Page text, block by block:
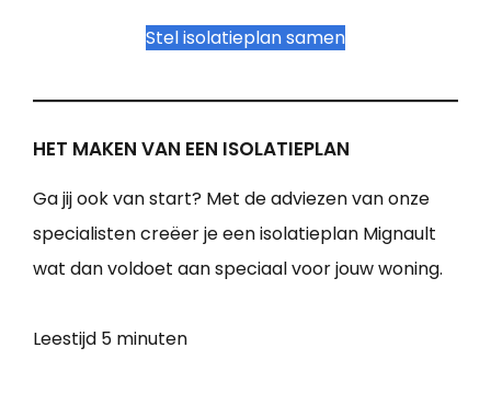
Stel isolatieplan samen
HET MAKEN VAN EEN ISOLATIEPLAN
Ga jij ook van start? Met de adviezen van onze
specialisten creëer je een isolatieplan Mignault
wat dan voldoet aan speciaal voor jouw woning.
Leestijd 5 minuten